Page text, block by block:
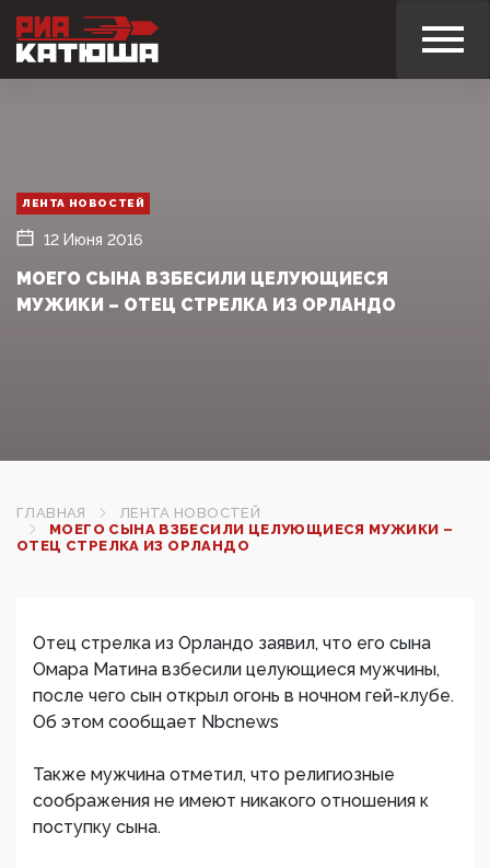
ЛЕНТА НОВОСТЕЙ
12 Июня 2016
МОЕГО СЫНА ВЗБЕСИЛИ ЦЕЛУЮЩИЕСЯ
МУЖИКИ – ОТЕЦ СТРЕЛКА ИЗ ОРЛАНДО
ГЛАВНАЯ
ЛЕНТА НОВОСТЕЙ
МОЕГО СЫНА ВЗБЕСИЛИ ЦЕЛУЮЩИЕСЯ МУЖИКИ –
ОТЕЦ СТРЕЛКА ИЗ ОРЛАНДО
Отец стрелка из Орландо заявил, что его сына
Омара Матина взбесили целующиеся мужчины,
после чего сын открыл огонь в ночном гей-клубе.
Об этом сообщает Nbcnews
Также мужчина отметил, что религиозные
соображения не имеют никакого отношения к
поступку сына.